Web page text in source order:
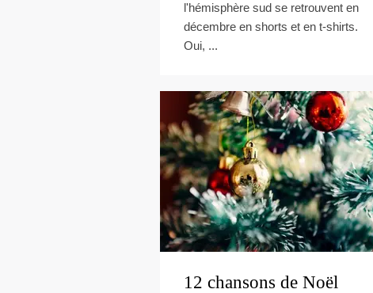
l'hémisphère sud se retrouvent en
décembre en shorts et en t-shirts.
Oui, ...
12 chansons de Noël